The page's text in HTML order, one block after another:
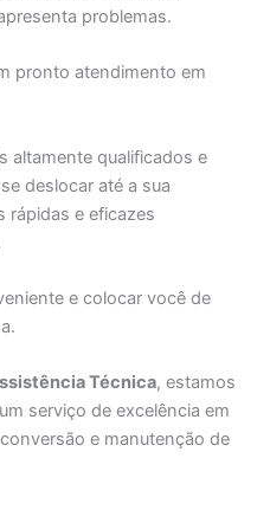
problemas.
pronto atendimento em
altamente qualificados e
deslocar até a sua
rápidas e eficazes
e colocar você de
Técnica, estamos
serviço de excelência em
e manutenção de